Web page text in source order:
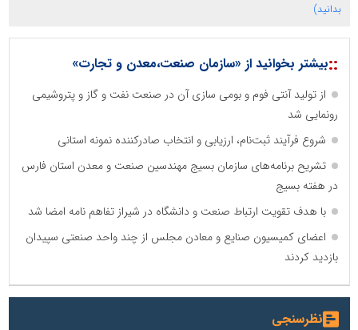
بدانید)
::بیشتر بخوانید از «سازمان صنعت،معدن و تجارت»
از تولید آنتی فوم و بومی سازی آن در صنعت نفت و گاز و پتروشیمی
رونمایی شد
شروع فرآیند ثبت‌نام، ارزیابی و انتخاب صادرکننده نمونه استانی
تشریح برنامه‌های سازمان بسیج مهندسین صنعت و معدن استان فارس
در هفته بسیج
با هدف تقویت ارتباط صنعت و دانشگاه در شیراز تفاهم نامه امضا شد
اعضای کمیسیون صنایع و معادن مجلس از چند واحد صنعتی سپیدان
بازدید کردند
نظرسنجی